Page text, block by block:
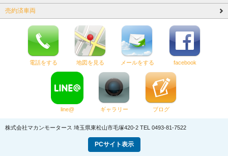
売約済車両
電話をする 地図を見る メールをする facebook
line@ ギャラリー ブログ
株式会社マカンモータース 埼玉県東松山市毛塚420-2 TEL 0493-81-7522
PCサイト表示